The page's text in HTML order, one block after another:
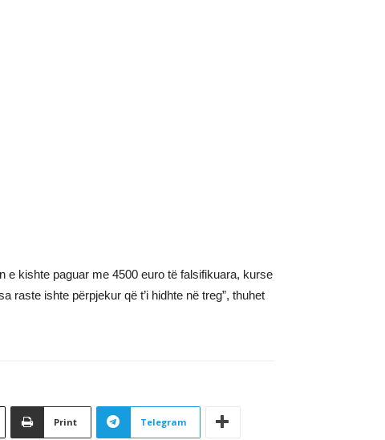
e kishte paguar me 4500 euro të falsifikuara, kurse
raste ishte përpjekur që t’i hidhte në treg”, thuhet
Print Telegram